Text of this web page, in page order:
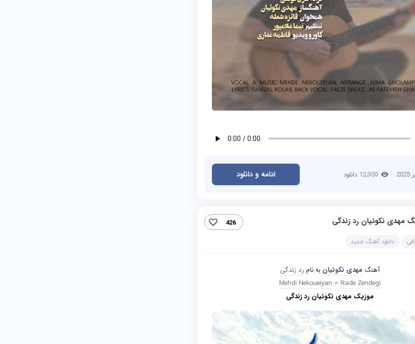
12,300 دانلود ادامه و دانلود
مهدی نکوئیان رد زندگی 426
دانلود آهنگ جدید
آهنگ مهدی نکوئیان به نام رد زندگی
Mehdi Nekoueiyan – Rade Zendegi
موزیک مهدی نکوئیان رد زندگی